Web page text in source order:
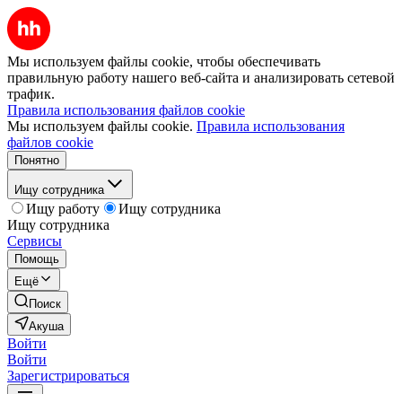
Мы используем файлы cookie, чтобы обеспечивать
правильную работу нашего веб-сайта и анализировать сетевой
трафик.
Правила использования файлов cookie
Мы используем файлы cookie. Правила использования
файлов cookie
Понятно
Ищу сотрудника
Ищу работу
Ищу сотрудника
Ищу сотрудника
Сервисы
Помощь
Ещё
Поиск
Акуша
Войти
Войти
Зарегистрироваться